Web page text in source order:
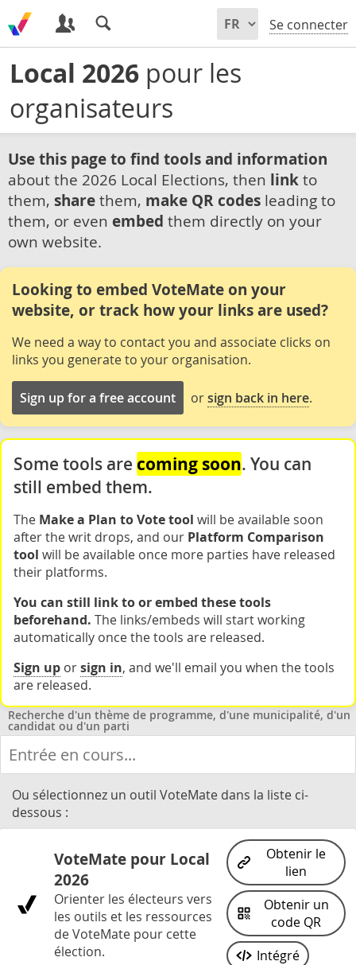
Se connecter
Local 2026 pour les
organisateurs
Use this page to find tools and information
about the 2026 Local Elections, then link to
them, share them, make QR codes leading to
them, or even embed them directly on your
own website.
Looking to embed VoteMate on your
website, or track how your links are used?
We need a way to contact you and associate clicks on
links you generate to your organisation.
Sign up for a free account orsign back in here.
Some tools are coming soon. You can
still embed them.
The Make a Plan to Vote tool will be available soon
after the writ drops, and our Platform Comparison
tool will be available once more parties have released
their platforms.
You can still link to or embed these tools
beforehand. The links/embeds will start working
automatically once the tools are released.
Sign up orsign in, and we'll email you when the tools
are released.
Recherche d'un thème de programme, d'une municipalité, d'un
candidat ou d'un parti
Ou sélectionnez un outil VoteMate dans la liste ci-
dessous :
VoteMate pour Local
2026
Orienter les électeurs vers
les outils et les ressources
de VoteMate pour cette
élection.
Obtenir le
lien
Obtenir un
code QR
Intégré